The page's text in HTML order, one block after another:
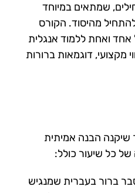
שמתאים במיוחד
להתחיל מהיסוד. הקורס
ואחת ללמוד אנגלית
מקצועי, דוגמאות ברורות
שיקנה הבנה אמיתית
כל שיעור כולל:
ברור בעברית שמנגיש